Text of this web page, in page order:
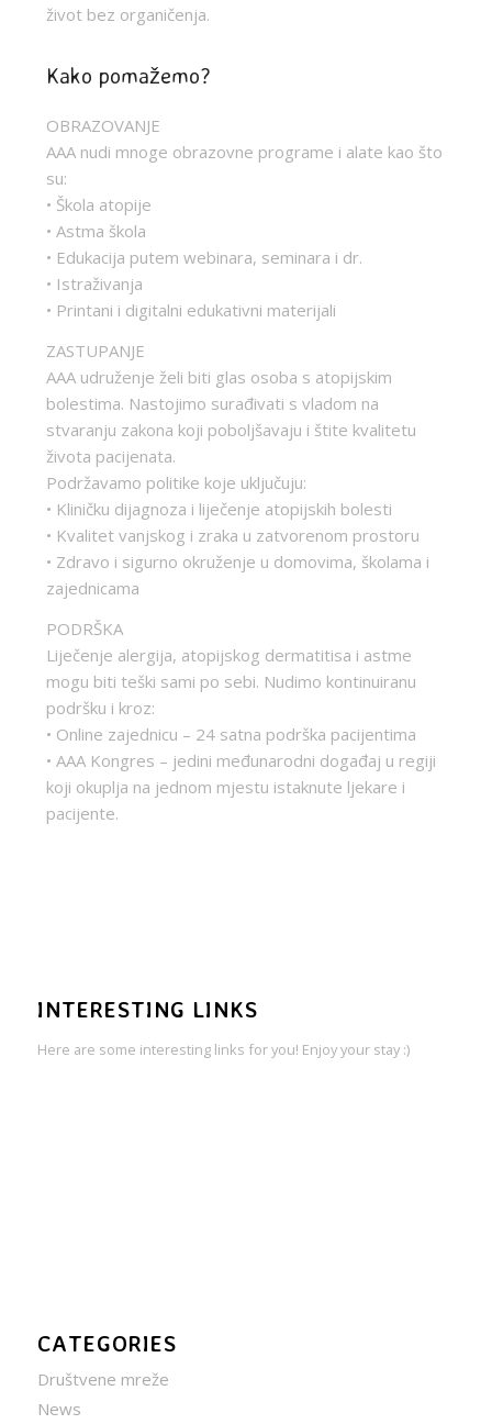
život bez organičenja.
Kako pomažemo?
OBRAZOVANJE
AAA nudi mnoge obrazovne programe i alate kao što
su:
• Škola atopije
• Astma škola
• Edukacija putem webinara, seminara i dr.
• Istraživanja
• Printani i digitalni edukativni materijali
ZASTUPANJE
AAA udruženje želi biti glas osoba s atopijskim
bolestima. Nastojimo surađivati s vladom na
stvaranju zakona koji poboljšavaju i štite kvalitetu
života pacijenata.
Podržavamo politike koje uključuju:
• Kliničku dijagnoza i liječenje atopijskih bolesti
• Kvalitet vanjskog i zraka u zatvorenom prostoru
• Zdravo i sigurno okruženje u domovima, školama i
zajednicama
PODRŠKA
Liječenje alergija, atopijskog dermatitisa i astme
mogu biti teški sami po sebi. Nudimo kontinuiranu
podršku i kroz:
• Online zajednicu – 24 satna podrška pacijentima
• AAA Kongres – jedini međunarodni događaj u regiji
koji okuplja na jednom mjestu istaknute ljekare i
pacijente.
INTERESTING LINKS
Here are some interesting links for you! Enjoy your stay :)
CATEGORIES
Društvene mreže
News